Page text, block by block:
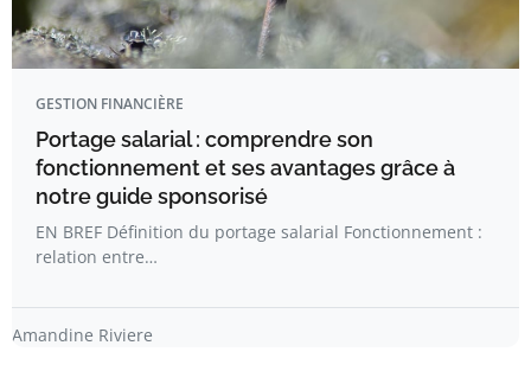
GESTION FINANCIÈRE
Portage salarial : comprendre son
fonctionnement et ses avantages grâce à
notre guide sponsorisé
EN BREF Définition du portage salarial Fonctionnement :
relation entre…
Amandine Riviere